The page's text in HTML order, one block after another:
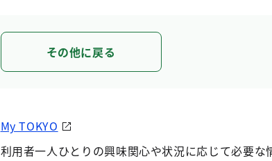
その他に戻る
My TOKYO
利用者一人ひとりの興味関心や状況に応じて必要な